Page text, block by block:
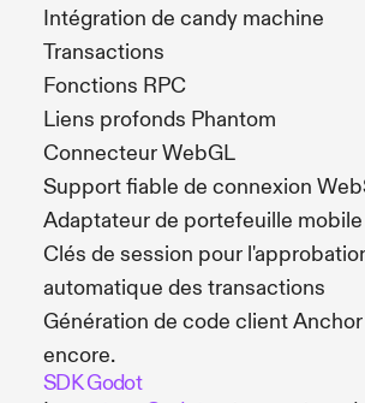
Intégration de candy machine
Transactions
Fonctions RPC
Liens profonds Phantom
Connecteur WebGL
Support fiable de connexion
Adaptateur de portefeuille mobile
Clés de session pour
automatique des transactions
Génération de code client
encore.
SDK Godot